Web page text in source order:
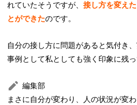
れていたそうですが、接し方を変え
とができたのです。
自分の接し方に問題があると気付き
事例として私としても強く印象に残っ
編集部
まさに自分が変わり、人の状況が変